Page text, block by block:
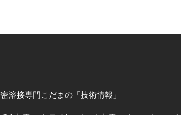
溶接専門こだまの「技術情報」